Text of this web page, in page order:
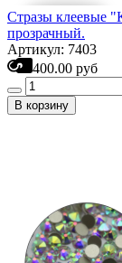
Стразы клеевые
прозрачный.
Артикул: 7403
400.00 руб
В корзину